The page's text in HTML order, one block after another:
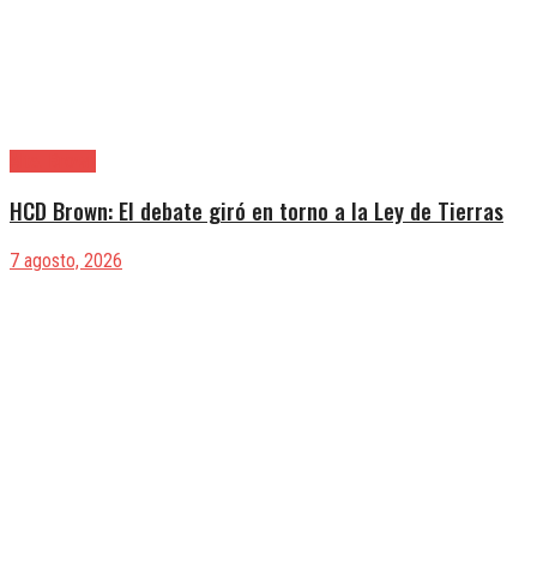
HCD Brown: El debate giró en torno a la Ley de Tierras
7 agosto, 2026